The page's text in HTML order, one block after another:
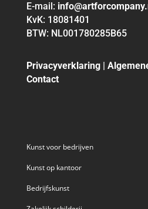
E-mail:
KvK: 18081401
BTW: NL001780285B65
Privacyverklaring|
Contact
Kunst voor bedrijven
Kunst op kantoor
Bedrijfskunst